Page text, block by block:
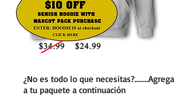
¿No es todo lo que necesitas?........Agrega
a tu paquete a continuación